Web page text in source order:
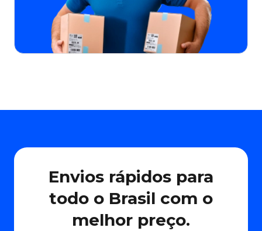
Envios rápidos para
todo o Brasil com o
melhor preço.